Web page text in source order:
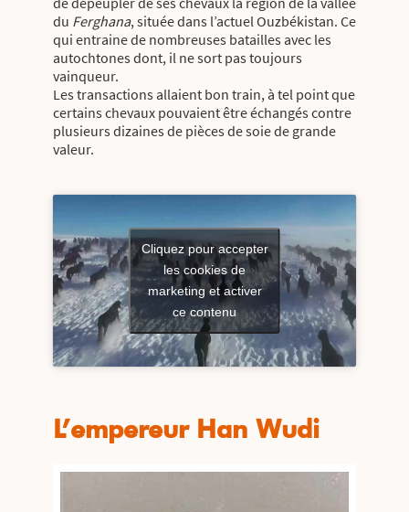
du Ferghana, située dans l’actuel Ouzbékistan. Ce
qui entraine de nombreuses batailles avec les
autochtones dont, il ne sort pas toujours
vainqueur.
Les transactions allaient bon train, à tel point que
certains chevaux pouvaient être échangés contre
plusieurs dizaines de pièces de soie de grande
valeur.
Cliquez pour accepter
les cookies de
marketing et activer
ce contenu
L’empereur Han Wudi